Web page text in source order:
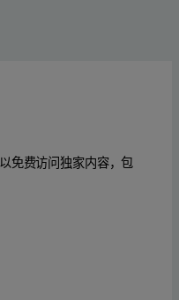
免费访问独家内容，包